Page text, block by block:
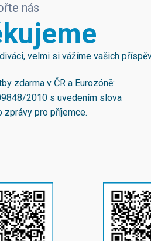
nás
velmi si vážíme vašich
zdarma v ČR a Eurozóně:
2010 s uvedením slova
zprávy pro příjemce.